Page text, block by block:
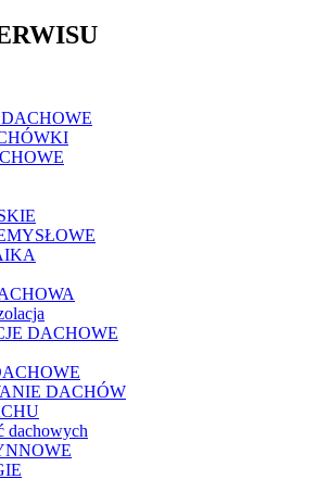
DACHOWE
DACHÓW
dachowych